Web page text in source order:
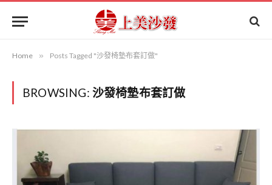
Home » Posts Tagged "沙發椅墊布套訂做"
BROWSING: 沙發椅墊布套訂做